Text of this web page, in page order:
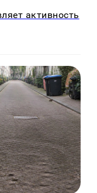
активность